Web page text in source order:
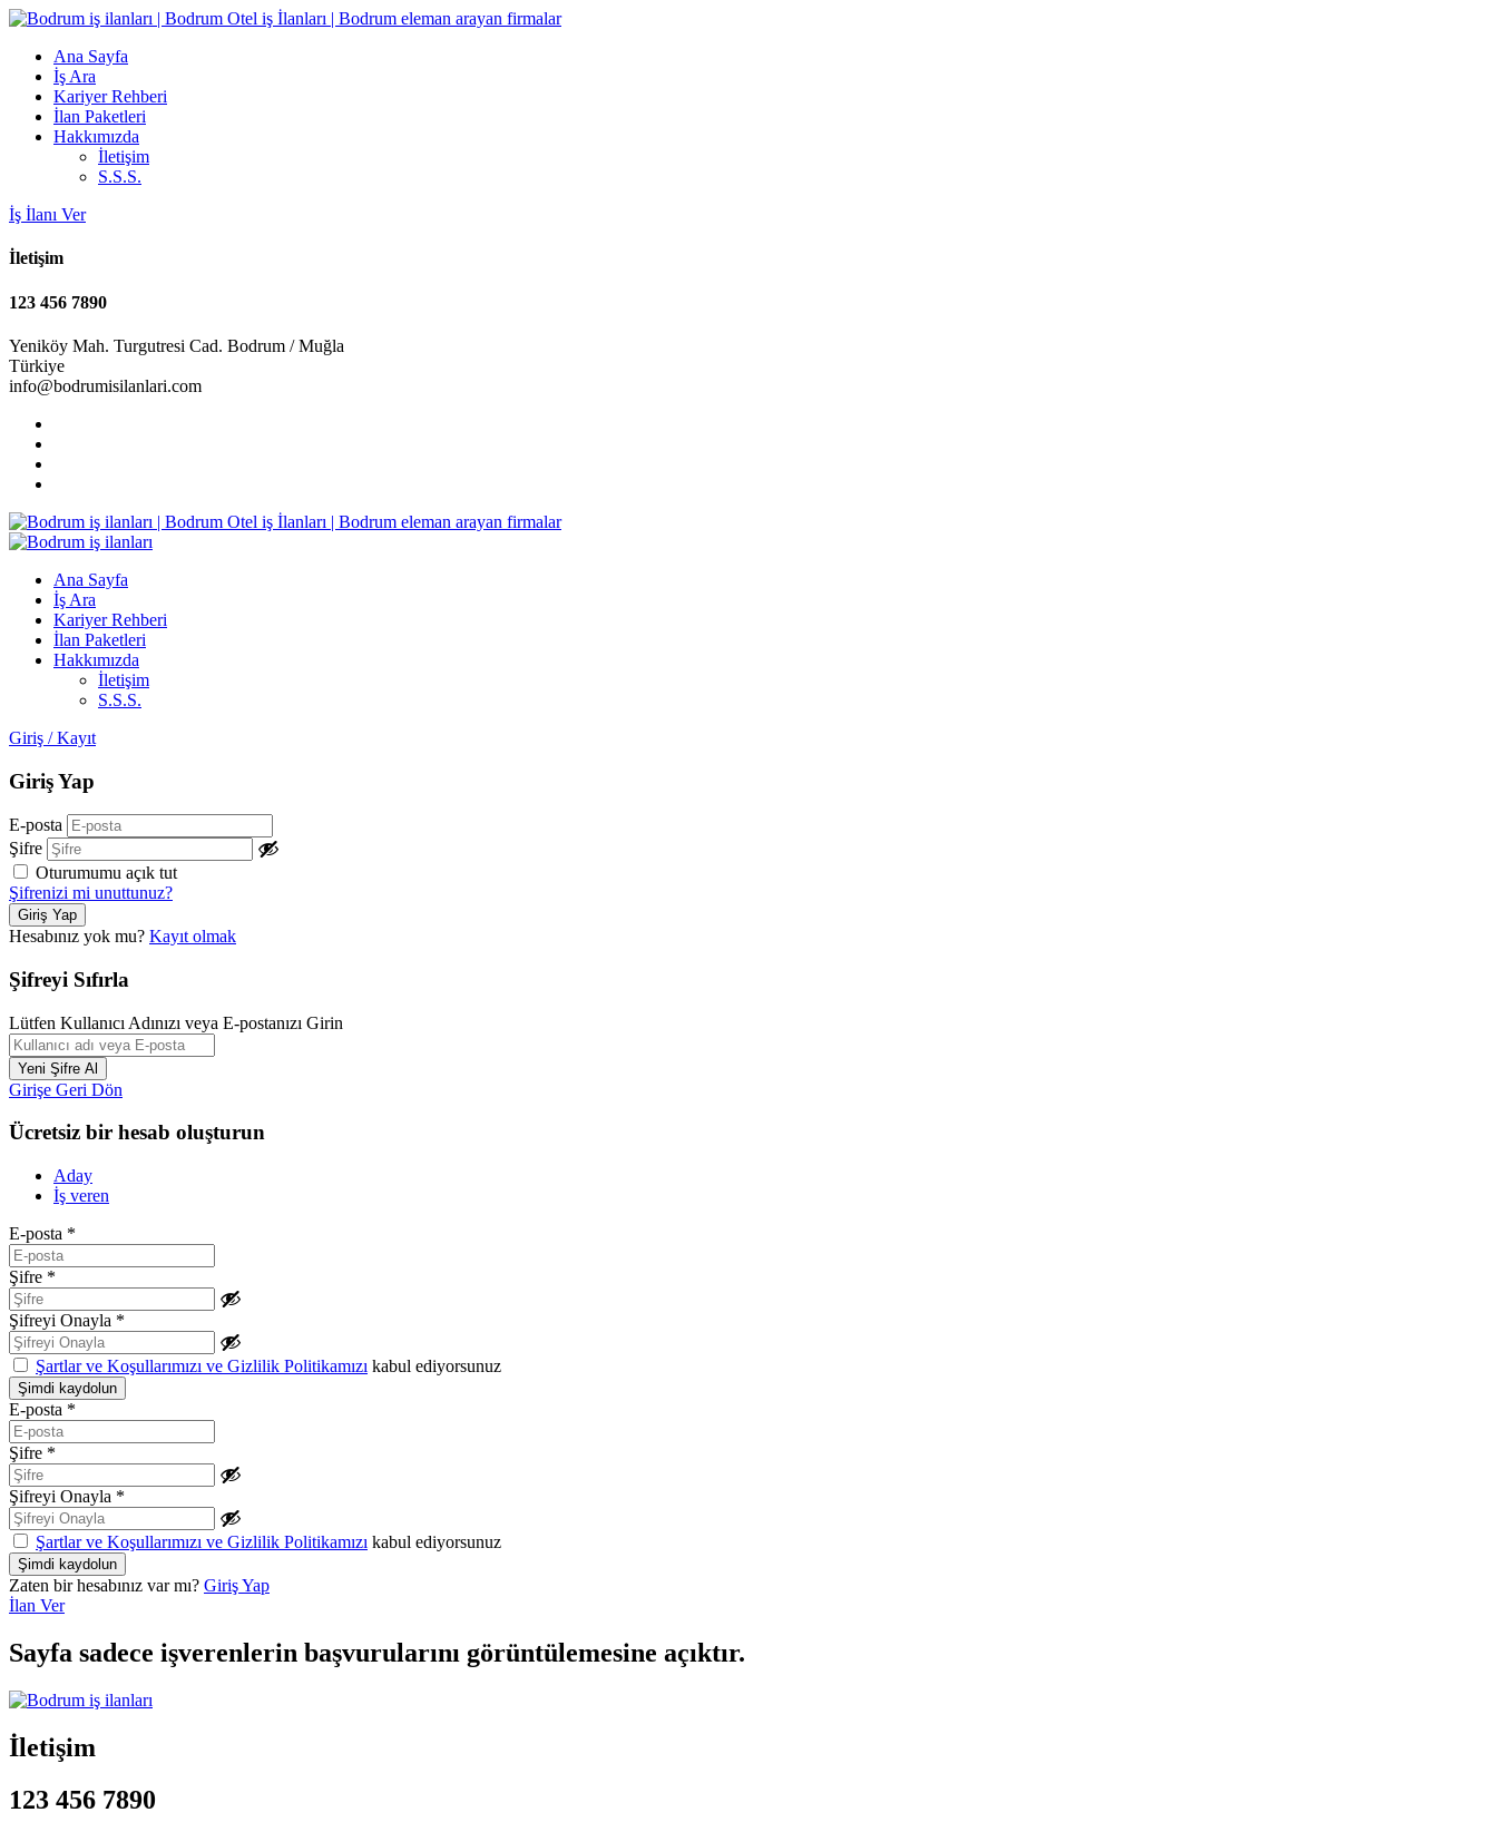
Ana Sayfa
İş Ara
Kariyer Rehberi
İlan Paketleri
Hakkımızda
İletişim
S.S.S.
İş İlanı Ver
İletişim
123 456 7890
Yeniköy Mah. Turgutresi Cad. Bodrum / Muğla
Türkiye
info@bodrumisilanlari.com
Ana Sayfa
İş Ara
Kariyer Rehberi
İlan Paketleri
Hakkımızda
İletişim
S.S.S.
Giriş / Kayıt
Giriş Yap
E-posta
Şifre
Oturumumu açık tut
Şifrenizi mi unuttunuz?
Hesabınız yok mu? Kayıt olmak
Şifreyi Sıfırla
Lütfen Kullanıcı Adınızı veya E-postanızı Girin
Girişe Geri Dön
Ücretsiz bir hesab oluşturun
Aday
İş veren
E-posta *
Şifre *
Şifreyi Onayla *
Şartlar ve Koşullarımızı ve Gizlilik Politikamızı kabul ediyorsunuz
E-posta *
Şifre *
Şifreyi Onayla *
Şartlar ve Koşullarımızı ve Gizlilik Politikamızı kabul ediyorsunuz
Zaten bir hesabınız var mı? Giriş Yap
İlan Ver
Sayfa sadece işverenlerin başvurularını görüntülemesine açıktır.
İletişim
123 456 7890